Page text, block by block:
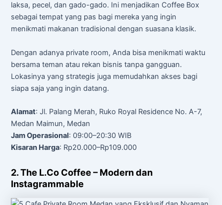
laksa, pecel, dan gado-gado. Ini menjadikan Coffee Box
sebagai tempat yang pas bagi mereka yang ingin
menikmati makanan tradisional dengan suasana klasik.
Dengan adanya private room, Anda bisa menikmati waktu
bersama teman atau rekan bisnis tanpa gangguan.
Lokasinya yang strategis juga memudahkan akses bagi
siapa saja yang ingin datang.
Alamat: Jl. Palang Merah, Ruko Royal Residence No. A-7,
Medan Maimun, Medan
Jam Operasional: 09:00–20:30 WIB
Kisaran Harga: Rp20.000–Rp109.000
2. The L.Co Coffee – Modern dan
Instagrammable